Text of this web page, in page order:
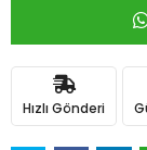
Hızlı Gönderi